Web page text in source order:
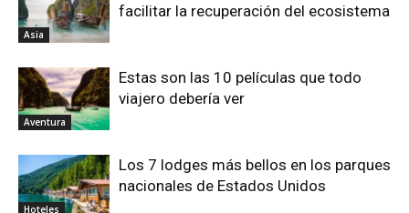
Asia
facilitar la recuperación del ecosistema
Aventura
Estas son las 10 películas que todo
viajero debería ver
Hoteles
Los 7 lodges más bellos en los parques
nacionales de Estados Unidos